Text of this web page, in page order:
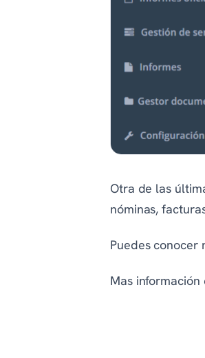
Otra de las
nóminas,
Puedes conocer
Mas información